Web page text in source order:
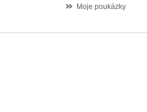
Moje poukázky